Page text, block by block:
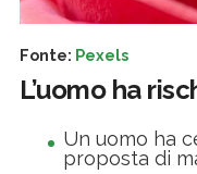
Fonte: Pexels
L’uomo ha
Un uomo ha
proposta di